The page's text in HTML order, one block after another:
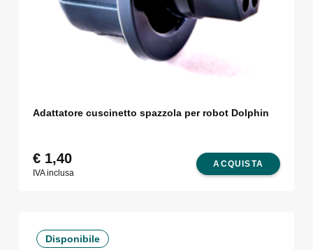
Adattatore cuscinetto spazzola per robot Dolphin
ACQUISTA
€1,40
IVA inclusa
Disponibile